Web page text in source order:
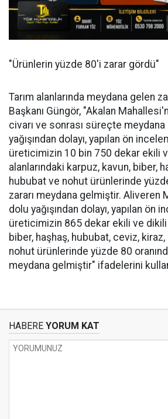
"Ürünlerin yüzde 80'i zarar gördü"
Tarım alanlarında meydana gelen
Başkanı Güngör, "Akalan
civarı ve sonrası süreçte
yağışından dolayı, yapılan ön
üreticimizin 10 bin 750 dekar ekili
alanlarındaki karpuz, kavun, biber,
hububat ve nohut ürünlerinde
zararı meydana gelmiştir. Aliveren
dolu yağışından dolayı, yapılan ön
üreticimizin 865 dekar ekili ve dikili
biber, haşhaş, hububat, ceviz, kiraz,
nohut ürünlerinde yüzde 80
meydana gelmiştir" ifadelerini
HABERE YORUM KAT